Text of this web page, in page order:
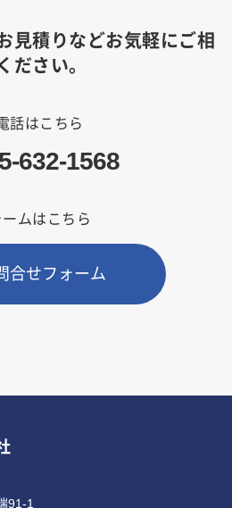
見積りなどお気軽にご相
ださい。
話はこちら
632-1568
ームはこちら
合せフォーム
91-1